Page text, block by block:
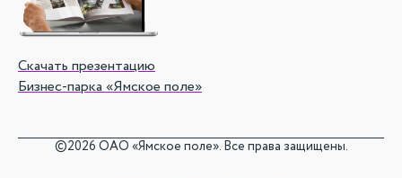
Скачать презентацию
Бизнес-парка «Ямское поле»
©2026 ОАО «Ямское поле». Все права защищены.